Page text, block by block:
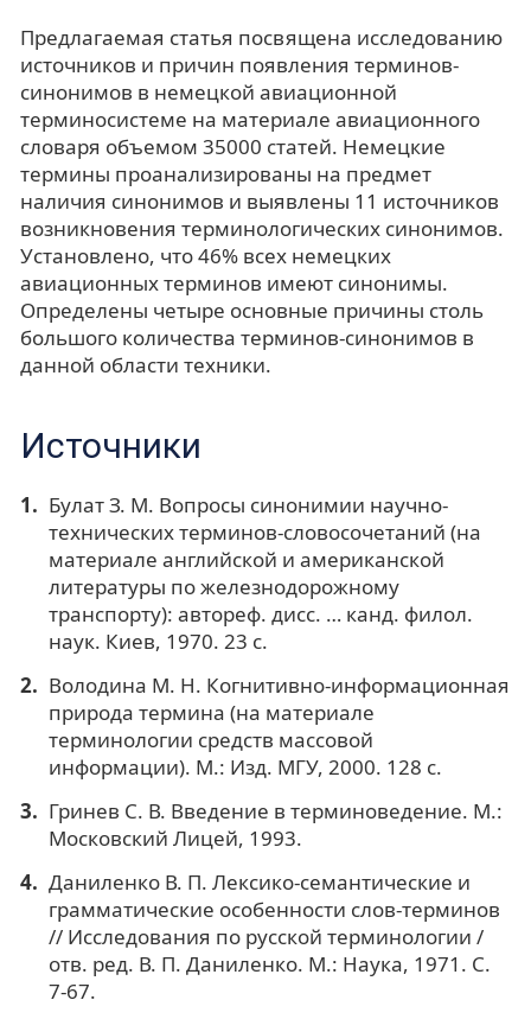
Предлагаемая статья посвящена исследованию
источников и причин появления терминов-
синонимов в немецкой авиационной
терминосистеме на материале авиационного
словаря объемом 35000 статей. Немецкие
термины проанализированы на предмет
наличия синонимов и выявлены 11 источников
возникновения терминологических синонимов.
Установлено, что 46% всех немецких
авиационных терминов имеют синонимы.
Определены четыре основные причины столь
большого количества терминов-синонимов в
данной области техники.
Источники
Булат З. М. Вопросы синонимии научно-
технических терминов-словосочетаний (на
материале английской и американской
литературы по железнодорожному
транспорту): автореф. дисс. … канд. филол.
наук. Киев, 1970. 23 с.
Володина М. Н. Когнитивно-информационная
природа термина (на материале
терминологии средств массовой
информации). М.: Изд. МГУ, 2000. 128 с.
Гринев С. В. Введение в терминоведение. М.:
Московский Лицей, 1993.
Даниленко В. П. Лексико-семантические и
грамматические особенности слов-терминов
// Исследования по русской терминологии /
отв. ред. В. П. Даниленко. М.: Наука, 1971. С.
7-67.